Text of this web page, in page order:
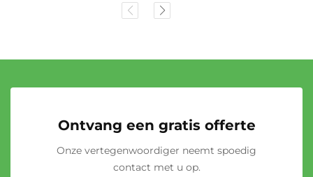
Ontvang een gratis offerte
Onze vertegenwoordiger neemt spoedig
contact met u op.